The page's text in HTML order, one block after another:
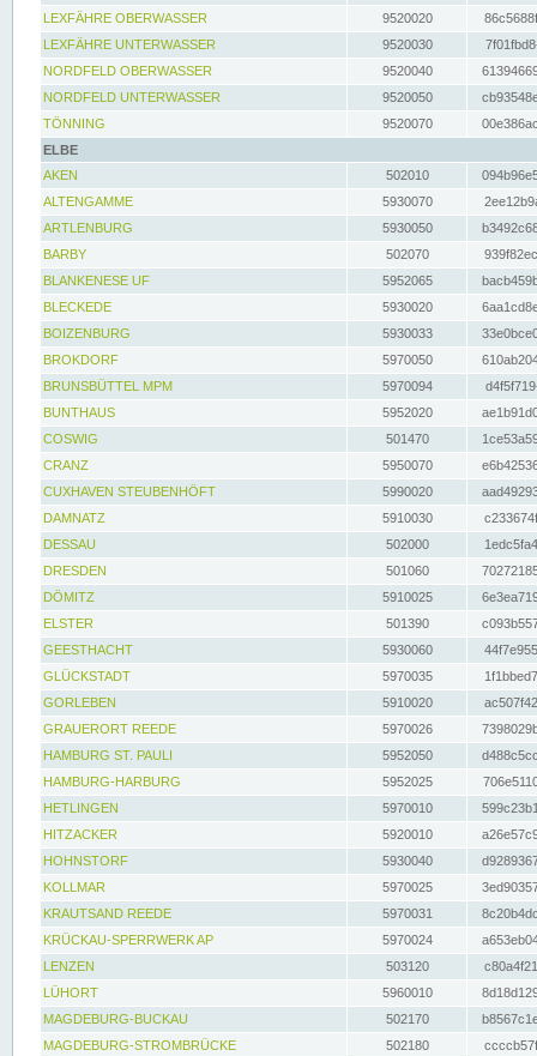
LEXFÄHRE OBERWASSER
9520020
LEXFÄHRE UNTERWASSER
9520030
NORDFELD OBERWASSER
9520040
NORDFELD UNTERWASSER
9520050
TÖNNING
9520070
ELBE
AKEN
502010
ALTENGAMME
5930070
ARTLENBURG
5930050
BARBY
502070
BLANKENESE UF
5952065
BLECKEDE
5930020
BOIZENBURG
5930033
BROKDORF
5970050
BRUNSBÜTTEL MPM
5970094
BUNTHAUS
5952020
COSWIG
501470
CRANZ
5950070
CUXHAVEN STEUBENHÖFT
5990020
DAMNATZ
5910030
DESSAU
502000
DRESDEN
501060
DÖMITZ
5910025
ELSTER
501390
GEESTHACHT
5930060
GLÜCKSTADT
5970035
GORLEBEN
5910020
GRAUERORT REEDE
5970026
HAMBURG ST. PAULI
5952050
HAMBURG-HARBURG
5952025
HETLINGEN
5970010
HITZACKER
5920010
HOHNSTORF
5930040
KOLLMAR
5970025
KRAUTSAND REEDE
5970031
KRÜCKAU-SPERRWERK AP
5970024
LENZEN
503120
LÜHORT
5960010
MAGDEBURG-BUCKAU
502170
MAGDEBURG-STROMBRÜCKE
502180